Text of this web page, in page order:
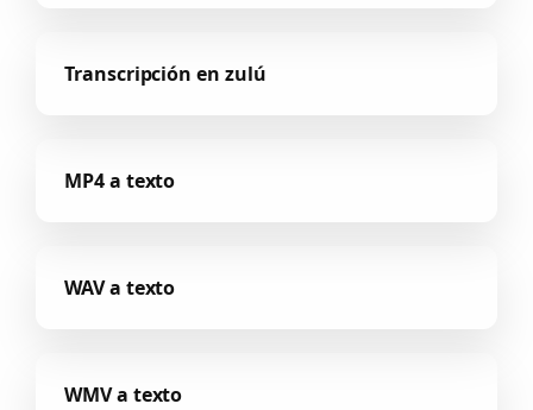
Transcripción en zulú
MP4 a texto
WAV a texto
WMV a texto